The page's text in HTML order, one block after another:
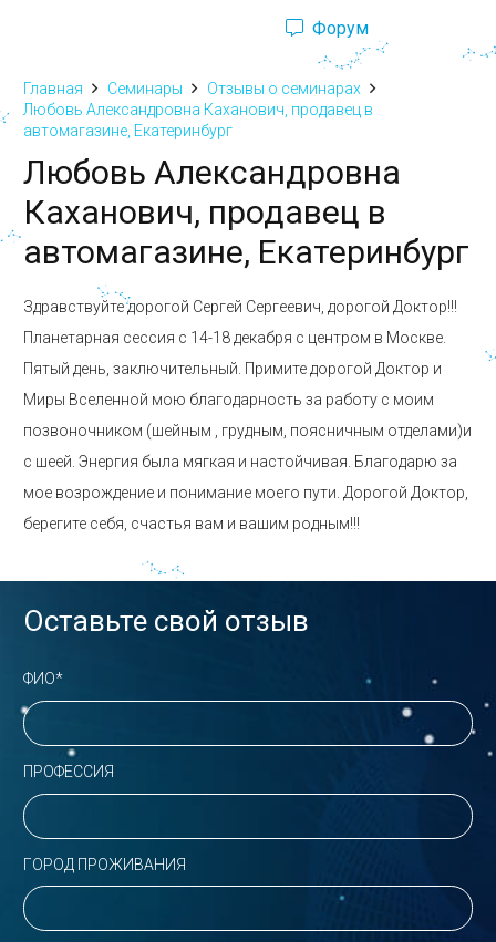
Форум
Главная Семинары
Отзывы о семинарах
Любовь Александровна Каханович, продавец в
автомагазине, Екатеринбург
Любовь Александровна
Каханович, продавец в
автомагазине, Екатеринбург
Здравствуйте дорогой Сергей Сергеевич, дорогой Доктор!!!
Планетарная сессия с 14-18 декабря с центром в Москве.
Пятый день, заключительный. Примите дорогой Доктор и
Миры Вселенной мою благодарность за работу с моим
позвоночником (шейным , грудным, поясничным отделами)и
с шеей. Энергия была мягкая и настойчивая. Благодарю за
мое возрождение и понимание моего пути. Дорогой Доктор,
берегите себя, счастья вам и вашим родным!!!
Оставьте свой отзыв
ФИО*
ПРОФЕССИЯ
ГОРОД ПРОЖИВАНИЯ